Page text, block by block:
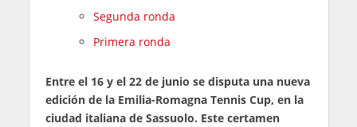
Segunda ronda
Primera ronda
Entre el 16 y el 22 de junio se disputa una nueva
edición de la Emilia-Romagna Tennis Cup, en la
ciudad italiana de Sassuolo. Este certamen